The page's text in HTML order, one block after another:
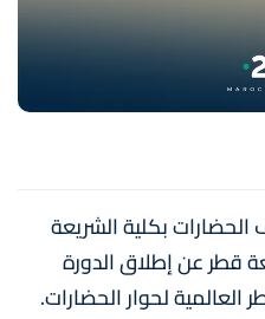
بكلية الشريعة
قطر عن إطلاق الدورة